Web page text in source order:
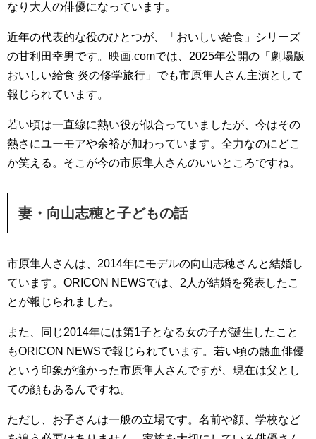
なり大人の俳優になっています。
近年の代表的な役のひとつが、「おいしい給食」シリーズ
の甘利田幸男です。映画.comでは、2025年公開の「劇場版
おいしい給食 炎の修学旅行」でも市原隼人さん主演として
報じられています。
若い頃は一直線に熱い役が似合っていましたが、今はその
熱さにユーモアや余裕が加わっています。全力なのにどこ
か笑える。そこが今の市原隼人さんのいいところですね。
妻・向山志穂と子どもの話
市原隼人さんは、2014年にモデルの向山志穂さんと結婚し
ています。ORICON NEWSでは、2人が結婚を発表したこ
とが報じられました。
また、同じ2014年には第1子となる女の子が誕生したこと
もORICON NEWSで報じられています。若い頃の熱血俳優
という印象が強かった市原隼人さんですが、現在は父とし
ての顔もあるんですね。
ただし、お子さんは一般の立場です。名前や顔、学校など